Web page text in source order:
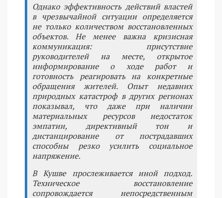
Однако эффективность действий властей
в чрезвычайной ситуации определяется
не только количеством восстановленных
объектов. Не менее важна кризисная
коммуникация: присутствие
руководителей на месте, открытое
информирование о ходе работ и
готовность реагировать на конкретные
обращения жителей. Опыт недавних
природных катастроф в других регионах
показывал, что даже при наличии
материальных ресурсов недостаток
эмпатии, директивный тон и
дистанцирование от пострадавших
способны резко усилить социальное
напряжение.
В Кушве прослеживается иной подход.
Техническое восстановление
сопровождается непосредственным